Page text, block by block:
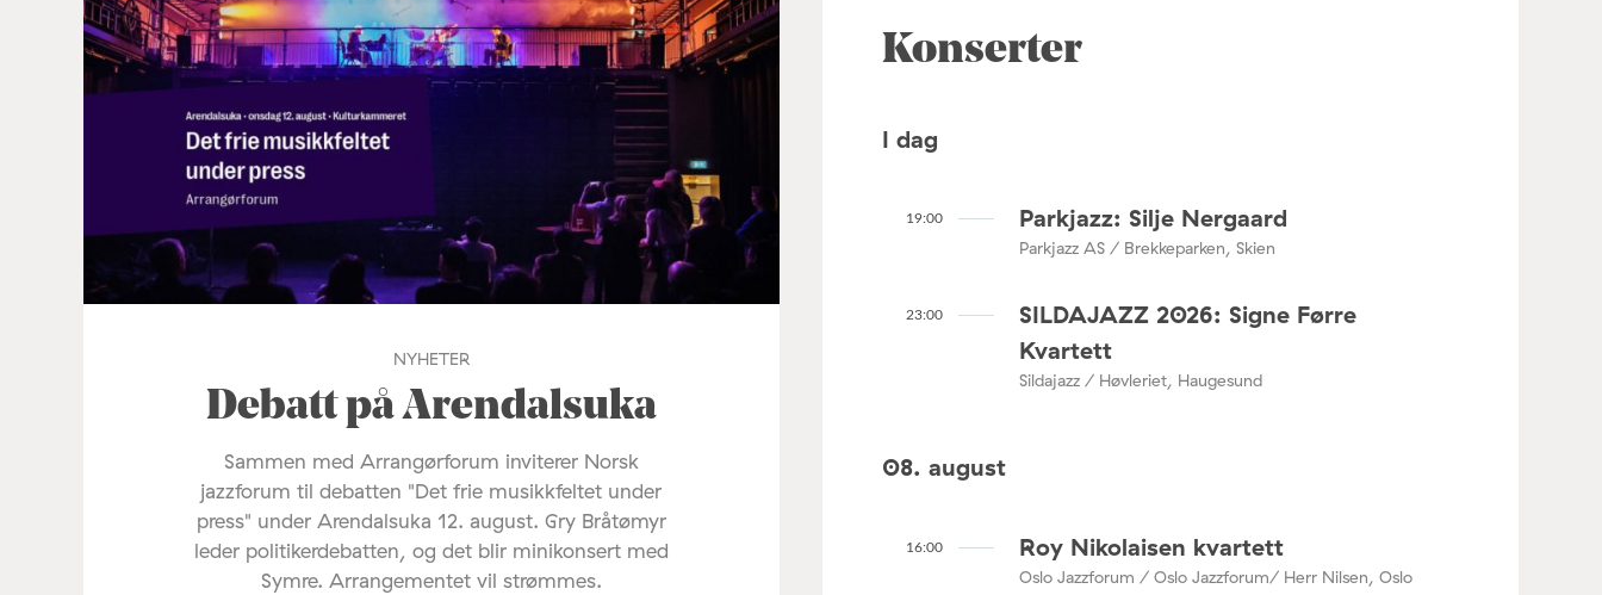
NYHETER
Debatt på Arendalsuka
Sammen med Arrangørforum inviterer Norsk
jazzforum til debatten "Det frie musikkfeltet under
press" under Arendalsuka 12. august. Gry Bråtømyr
leder politikerdebatten, og det blir minikonsert med
Symre. Arrangementet vil strømmes.
Konserter
I dag
19:00 Parkjazz: Silje Nergaard
Parkjazz AS / Brekkeparken, Skien
23:00
SILDAJAZZ 2026: Signe Førre
Kvartett
Sildajazz / Høvleriet, Haugesund
08. august
16:00 Roy Nikolaisen kvartett
Oslo Jazzforum / Oslo Jazzforum/ Herr Nilsen, Oslo